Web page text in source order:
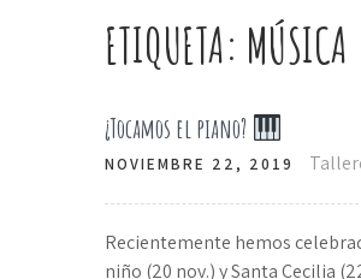
ETIQUETA: MÚSICA
¿Tocamos el piano?
NOVIEMBRE 22, 2019
Recientemente hemos
niño (20 nov.) y Santa Cecilia